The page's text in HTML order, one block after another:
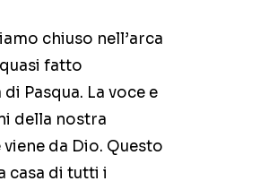
chiuso nell’arca
fatto
Pasqua. La voce e
della nostra
da Dio. Questo
casa di tutti i